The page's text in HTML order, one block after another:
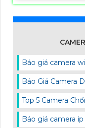
Báo giá camera
Báo Giá Camera
Top 5 Camera
Báo giá camera